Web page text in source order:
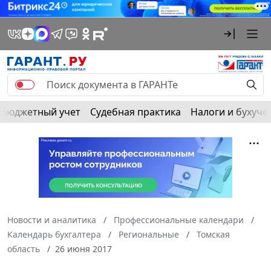
Бюджетный учет Судебная практика Налоги и
Новости и аналитика
Профессиональные календари
Календарь бухгалтера
Региональные
Томская
область
26 июня 2017